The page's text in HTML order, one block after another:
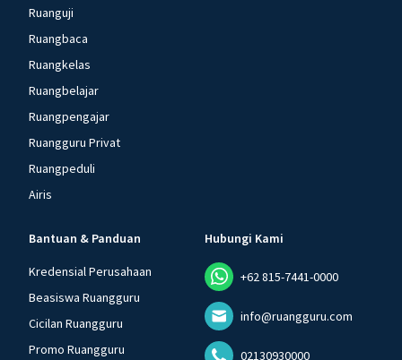
Ruanguji
Ruangbaca
Ruangkelas
Ruangbelajar
Ruangpengajar
Ruangguru Privat
Ruangpeduli
Airis
Bantuan & Panduan
Kredensial Perusahaan
Beasiswa Ruangguru
Cicilan Ruangguru
Promo Ruangguru
Hubungi Kami
+62 815-7441-0000
info@ruangguru.com
02130930000